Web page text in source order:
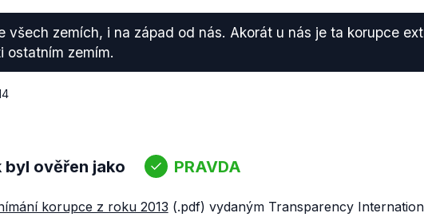
všech zemích, i na západ od nás. Akorát u nás je ta korupce
ostatním zemím.
byl ověřen jako PRAVDA
korupce z roku 2013 (.pdf) vydaným Transparency